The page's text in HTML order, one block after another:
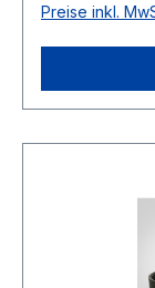
Neoprene
Preise inkl.